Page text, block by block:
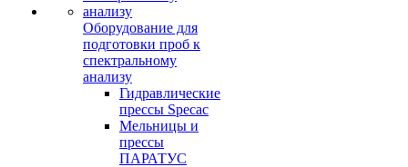
Оборудование для
подготовки проб к
спектральному
анализу
Гидравлические
прессы Specac
Мельницы и
прессы
ПАРАТУС